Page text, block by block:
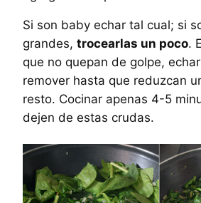
Si son baby echar tal cual; si
grandes, trocearlas un poco.
que no quepan de golpe,
remover hasta que reduzcan
resto. Cocinar apenas 4-5
dejen de estas crudas.